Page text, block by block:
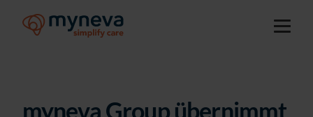
myneva Group übernimmt